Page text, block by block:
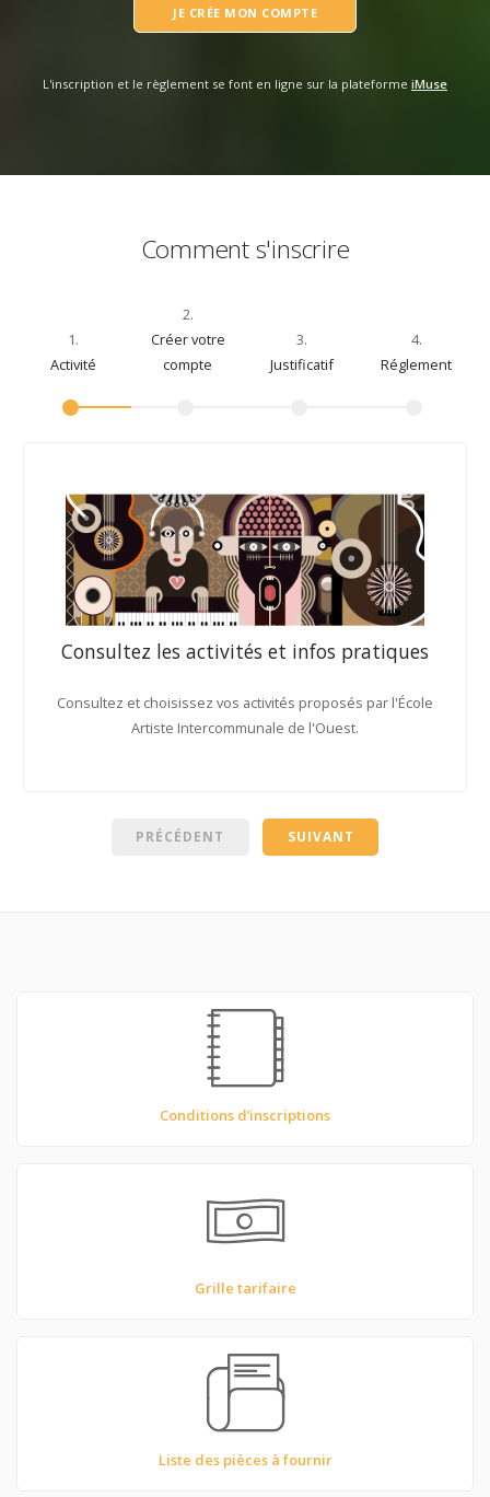
JE CRÉE MON COMPTE
L'inscription et le règlement se font en ligne sur la plateforme iMuse
Comment s'inscrire
1.
Activité
2.
Créer votre
compte
3.
Justificatif
4.
Réglement
Consultez les activités et infos pratiques
Consultez et choisissez vos activités proposés par l'École
Artiste Intercommunale de l'Ouest.
PRÉCÉDENT SUIVANT
Conditions d’inscriptions
Grille tarifaire
Liste des pièces à fournir